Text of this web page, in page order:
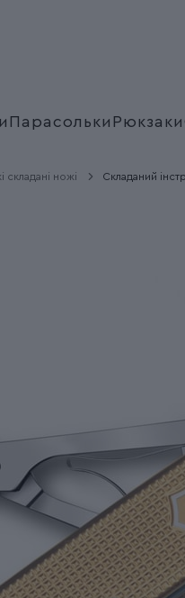
Парасольки Рюкзаки
складані ножі Складаний